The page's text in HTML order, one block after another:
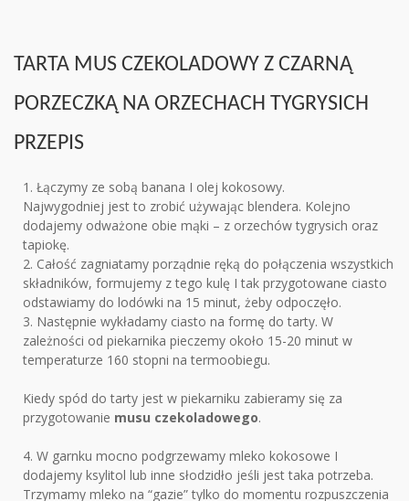
TARTA MUS CZEKOLADOWY Z CZARNĄ
PORZECZKĄ NA ORZECHACH TYGRYSICH
PRZEPIS
1. Łączymy ze sobą banana I olej kokosowy.
Najwygodniej jest to zrobić używając blendera. Kolejno
dodajemy odważone obie mąki – z orzechów tygrysich oraz
tapiokę.
2. Całość zagniatamy porządnie ręką do połączenia wszystkich
składników, formujemy z tego kulę I tak przygotowane ciasto
odstawiamy do lodówki na 15 minut, żeby odpoczęło.
3. Następnie wykładamy ciasto na formę do tarty. W
zależności od piekarnika pieczemy około 15-20 minut w
temperaturze 160 stopni na termoobiegu.
Kiedy spód do tarty jest w piekarniku zabieramy się za
przygotowanie musu czekoladowego.
4. W garnku mocno podgrzewamy mleko kokosowe I
dodajemy ksylitol lub inne słodzidło jeśli jest taka potrzeba.
Trzymamy mleko na “gazie” tylko do momentu rozpuszczenia